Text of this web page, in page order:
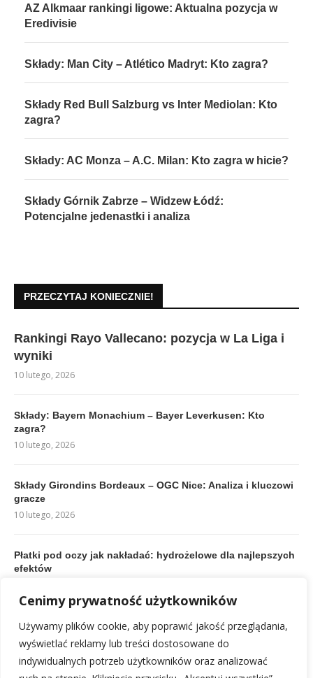
Cenimy prywatność użytkowników
Używamy plików cookie, aby poprawić jakość przeglądania,
wyświetlać reklamy lub treści dostosowane do
indywidualnych potrzeb użytkowników oraz analizować
AZ Alkmaar rankingi ligowe: Aktualna pozycja w
Eredivisie
Składy: Man City – Atlético Madryt: Kto zagra?
Składy Red Bull Salzburg vs Inter Mediolan: Kto
zagra?
Składy: AC Monza – A.C. Milan: Kto zagra w hicie?
Składy Górnik Zabrze – Widzew Łódź:
Potencjalne jedenastki i analiza
PRZECZYTAJ KONIECZNIE!
Rankingi Rayo Vallecano: pozycja w La Liga i
wyniki
10 lutego, 2026
Składy: Bayern Monachium – Bayer Leverkusen: Kto
zagra?
10 lutego, 2026
Składy Girondins Bordeaux – OGC Nice: Analiza i kluczowi
gracze
10 lutego, 2026
Płatki pod oczy jak nakładać: hydrożelowe dla najlepszych
efektów
Rankingi Premier League: Aktualna Tabela i Najlepsze
Drużyny
10 lutego, 2026